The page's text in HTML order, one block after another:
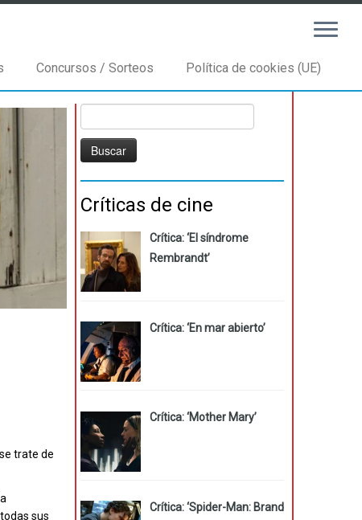
Concursos / Sorteos Política de cookies (UE)
trate de
sus
Críticas de cine
Crítica: ‘El síndrome
Rembrandt’
Crítica: ‘En mar abierto’
Crítica: ‘Mother Mary’
Crítica: ‘Spider-Man: Brand